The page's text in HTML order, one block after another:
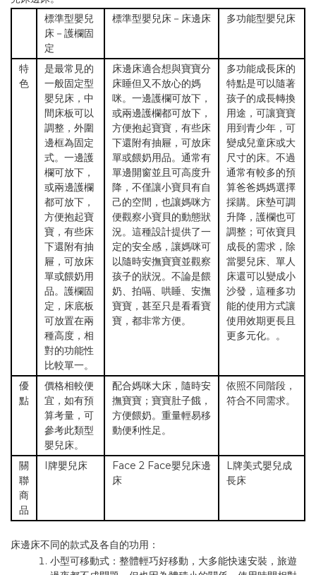
標準型嬰兒
床－護欄固
定
標準型嬰兒床－床邊床 多功能型嬰兒床
特
色
是最常見的
一般固定型
嬰兒床，中
間床板可以
調整，外圍
邊框為固定
式。一邊護
欄可放下，
或兩邊護欄
都可放下，
方便抱起寶
寶，有些床
下還附有抽
屜，可放床
單或餵奶用
品。護欄固
定，床底板
可放置在兩
種高度，相
對的功能性
比較單一。
床邊床適合想與寶寶分
床睡但又不放心的媽
咪。一邊護欄可放下，
或兩邊護欄都可放下，
方便抱起寶寶，有些床
下還附有抽屜，可放床
單或餵奶用品。通常有
單邊開窗並且可高度升
降，不僅讓小寶貝有自
己的空間，也讓媽咪方
便觀察小寶貝的動態狀
況。這種設計提供了一
定的安全感，讓媽咪可
以隨時安撫寶寶並觀察
孩子的狀況。不論是餵
奶、拍嗝、哄睡、安撫
寶寶，甚至只是看看寶
寶，都非常方便。
多功能成長床的
特點是可以隨著
孩子的成長轉換
用途，可讓寶寶
用到青少年，可
變成兒童床或大
尺寸的床。不過
通常有較多的預
算爸爸媽媽選擇
採購。床墊可調
升降，護欄也可
調整；可依寶貝
成長的需求，除
當嬰兒床、單人
床還可以變成小
沙發，這種多功
能的使用方式讓
使用效期更長且
更多元化。。
優
點
價格相較便
宜，如有預
算考量，可
參考此類型
嬰兒床。
配合媽咪大床，隨時安
撫寶寶；寶寶肚子餓，
方便餵奶。重量輕易移
動便利性足。
依照不同階段，
符合不同需求。
關
聯
商
品
I牌嬰兒床
Face 2 Face嬰兒床邊
床
L牌美式嬰兒成
長床
床邊床不同的款式及各自的功用：
小型可移動式：整體輕巧好移動，大多能快速安裝，旅遊